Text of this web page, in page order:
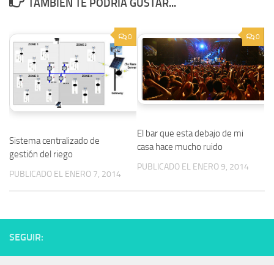
TAMBIÉN TE PODRÍA GUSTAR...
0
Sistema centralizado de
gestión del riego
PUBLICADO EL ENERO 7, 2014
0
El bar que esta debajo de mi
casa hace mucho ruido
PUBLICADO EL ENERO 9, 2014
SEGUIR: